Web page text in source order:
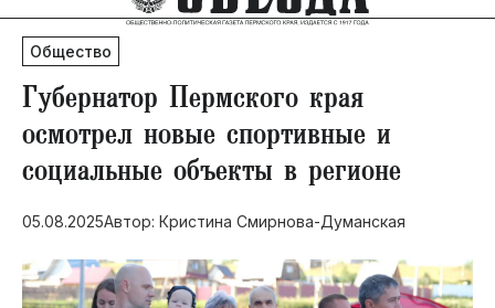
80 лет Победы
Молодежная столица РФ
СВО
Социальная поддержка
Инфраструктура
Благоустройство
Общество
Губернатор Пермского края
осмотрел новые спортивные и
социальные объекты в регионе
05.08.2025Автор: Кристина Смирнова-Думанская